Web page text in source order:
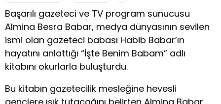
Başarılı gazeteci ve TV program sunucusu
Almina Besra Babar, medya dünyasının sevilen
ismi olan gazeteci babası Habib Babar’ın
hayatını anlattığı “İşte Benim Babam” adlı
kitabını okurlarla buluşturdu.
Bu kitabın gazetecilik mesleğine hevesli